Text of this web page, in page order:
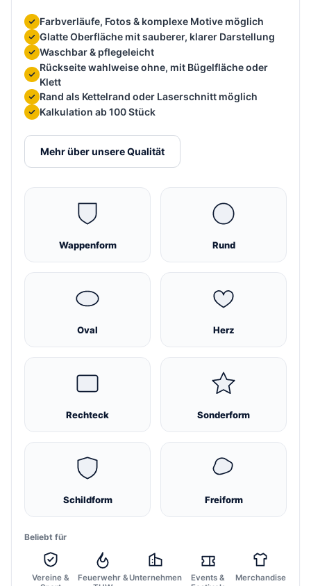
Farbverläufe, Fotos & komplexe Motive möglich
Glatte Oberfläche mit sauberer, klarer Darstellung
Waschbar & pflegeleicht
Rückseite wahlweise ohne, mit Bügelfläche oder
Klett
Rand als Kettelrand oder Laserschnitt möglich
Kalkulation ab 100 Stück
Mehr über unsere Qualität
Wappenform Rund
Oval Herz
Rechteck Sonderform
Schildform Freiform
Beliebt für
Vereine &
Feuerwehr &Unternehmen
Events &
Merchandise